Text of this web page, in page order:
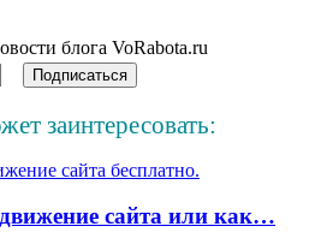
блога VoRabota.ru
заинтересовать:
сайта или как…